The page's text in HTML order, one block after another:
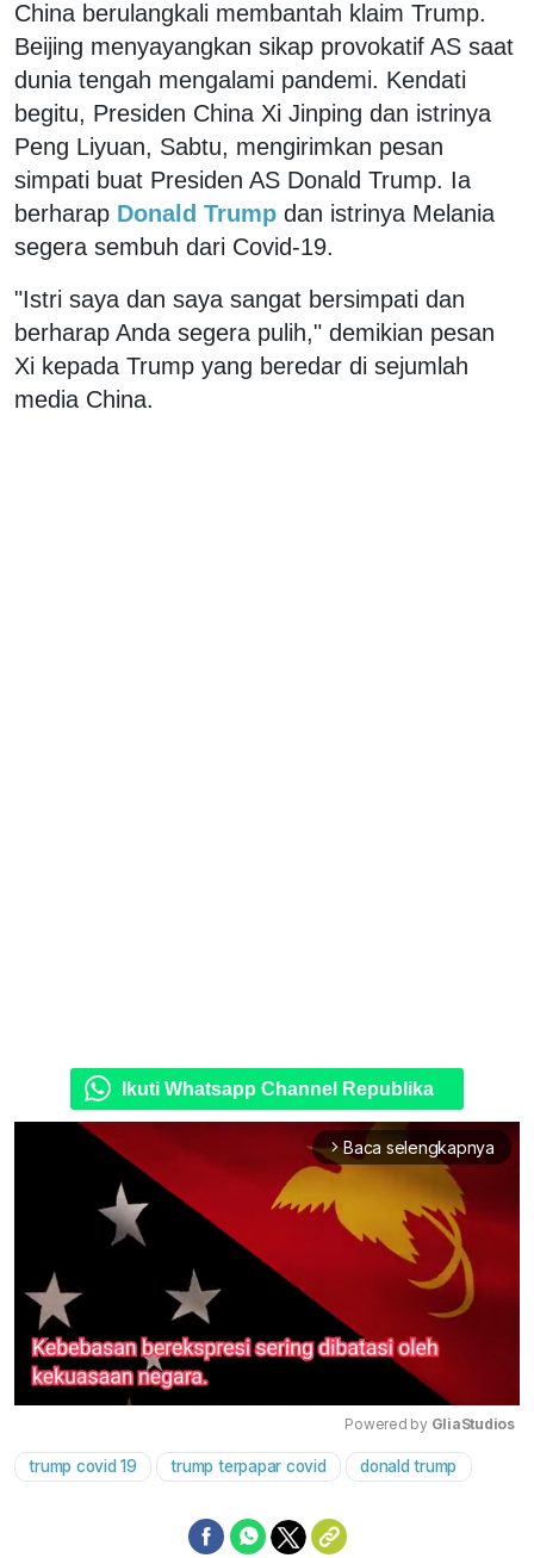
China berulangkali membantah klaim Trump.
Beijing menyayangkan sikap provokatif AS saat
dunia tengah mengalami pandemi. Kendati
begitu, Presiden China Xi Jinping dan istrinya
Peng Liyuan, Sabtu, mengirimkan pesan
simpati buat Presiden AS Donald Trump. Ia
berharap Donald Trump dan istrinya Melania
segera sembuh dari Covid-19.
"Istri saya dan saya sangat bersimpati dan
berharap Anda segera pulih," demikian pesan
Xi kepada Trump yang beredar di sejumlah
media China.
Ikuti Whatsapp Channel Republika
arrow_forward_ios Baca selengkapnya
Mute
Powered by GliaStudios
trump covid 19 trump terpapar covid donald trump